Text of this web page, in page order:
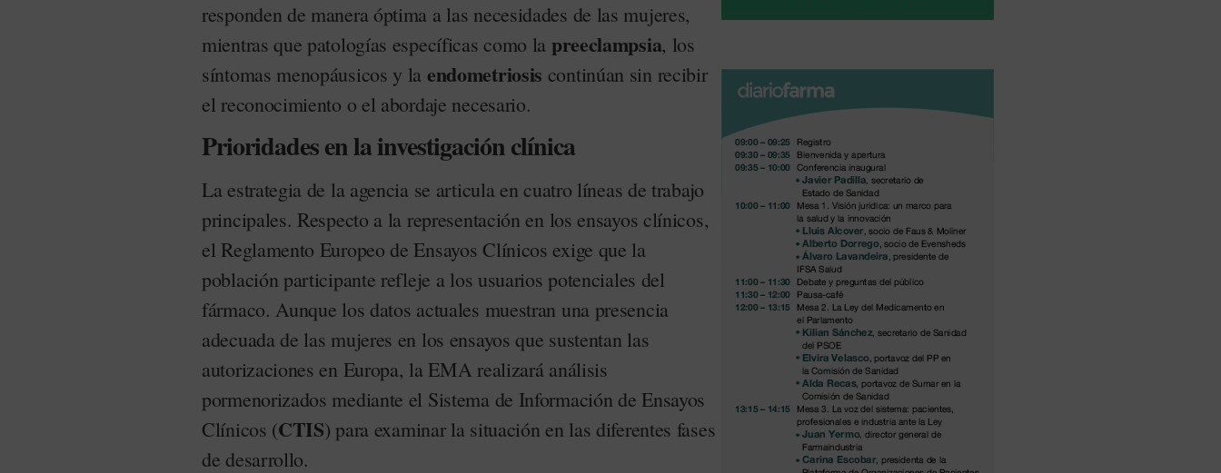
responden de manera óptima a las necesidades de las mujeres,
mientras que patologías específicas como la preeclampsia, los
síntomas menopáusicos y la endometriosis continúan sin recibir
el reconocimiento o el abordaje necesario.
Prioridades en la investigación clínica
La estrategia de la agencia se articula en cuatro líneas de trabajo
principales. Respecto a la representación en los ensayos clínicos,
el Reglamento Europeo de Ensayos Clínicos exige que la
población participante refleje a los usuarios potenciales del
fármaco. Aunque los datos actuales muestran una presencia
adecuada de las mujeres en los ensayos que sustentan las
autorizaciones en Europa, la EMA realizará análisis
pormenorizados mediante el Sistema de Información de Ensayos
Clínicos (CTIS) para examinar la situación en las diferentes fases
de desarrollo.